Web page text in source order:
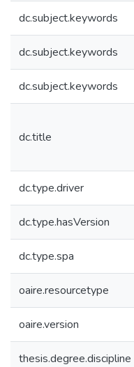
dc.subject.keywords
dc.subject.keywords
dc.subject.keywords
dc.title
dc.type.driver
dc.type.hasVersion
dc.type.spa
oaire.resourcetype
oaire.version
thesis.degree.discipline